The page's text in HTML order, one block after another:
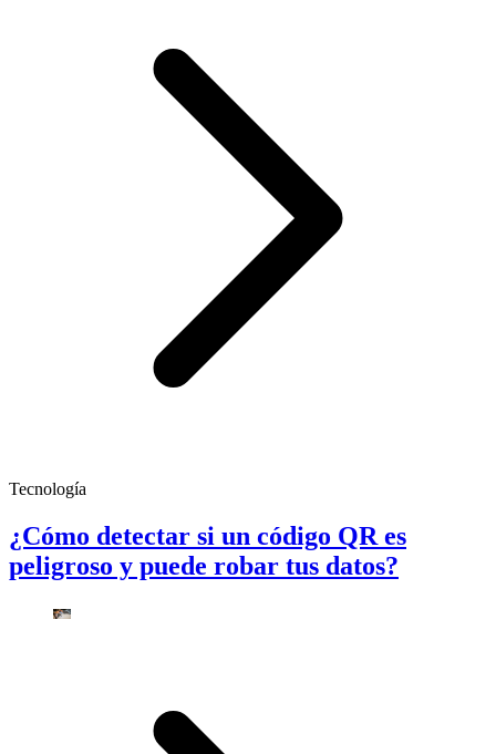
Tecnología
¿Cómo detectar si un código QR es
peligroso y puede robar tus datos?